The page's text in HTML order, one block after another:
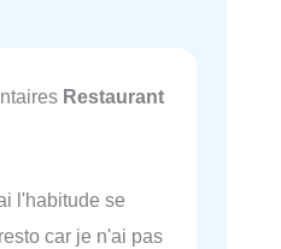
Restaurant
l'habitude se
car je n'ai pas